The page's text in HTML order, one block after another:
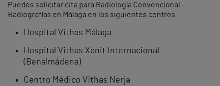
Puedes solicitar cita para Radiología Convencional -
Radiografías en Málaga en los siguientes centros:
Hospital Vithas Málaga
Hospital Vithas Xanit Internacional
(Benalmádena)
Centro Médico Vithas Nerja